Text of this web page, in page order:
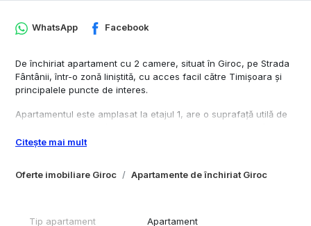
Oferte imobiliare Giroc Apartamente de închiriat Giroc
WhatsApp Facebook
De închiriat apartament cu 2 camere, situat în Giroc, pe Strada
Fântânii, într-o zonă liniștită, cu acces facil către Timișoara și
principalele puncte de interes.
Apartamentul este amplasat la etajul 1, are o suprafață utilă de
pentru mutare imediată.
deschis.
Citește mai mult
Tip apartament Apartament